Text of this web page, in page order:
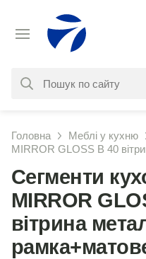
знайдено. Уточніть
Головна Меблі у кухню
MIRROR GLOSS В 40
Сегменти
MIRROR
вітрина